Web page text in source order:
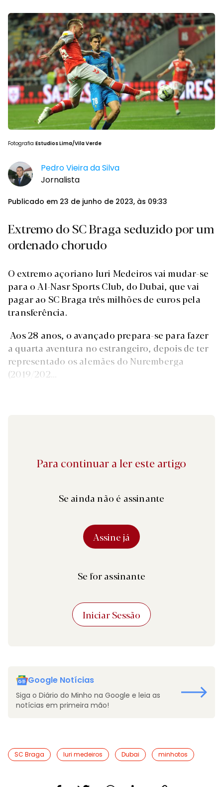
Fotografia Estudios Lima/Vila Verde
Pedro Vieira da Silva
Jornalista
Publicado em 23 de junho de 2023, às 09:33
Extremo do SC Braga seduzido por um
ordenado chorudo
O extremo açoriano Iuri Medeiros vai mudar-se
para o Al-Nasr Sports Club, do Dubai, que vai
pagar ao SC Braga três milhões de euros pela
transferência.
Aos 28 anos, o avançado prepara-se para fazer
a quarta aventura no estrangeiro, depois de ter
representado os alemães do Nuremberga
(2019/202...
Para continuar a ler este artigo
Se ainda não é assinante
Assine já
Se for assinante
Iniciar Sessão
Google Notícias
Siga o Diário do Minho na Google e leia as
notícias em primeira mão!
SC Braga Iuri medeiros Dubai minhotos